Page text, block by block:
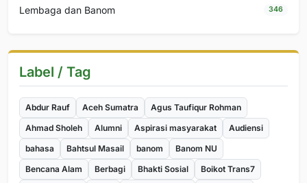
Lembaga dan Banom 346
Label / Tag
Abdur Rauf Aceh Sumatra
Agus Taufiqur Rohman
Ahmad Sholeh
Alumni Aspirasi masyarakat
Audiensi
bahasa
Bahtsul Masail banom
Banom NU
Bencana Alam
Berbagi Bhakti Sosial
Boikot Trans7